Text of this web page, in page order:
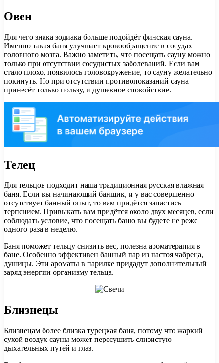
Овен
Для чего знака зодиака больше подойдёт финская сауна.
Именно такая баня улучшает кровообращение в сосудах
головного мозга. Важно заметить, что посещать сауну можно
только при отсутствии сосудистых заболеваний. Если вам
стало плохо, появилось головокружение, то сауну желательно
покинуть. Но при отсутствии противопоказаний сауна
принесёт только пользу, и душевное спокойствие.
Телец
Для тельцов подходит наша традиционная русская влажная
баня. Если вы начинающий банщик, и у вас совершенно
отсутствует банный опыт, то вам придётся запастись
терпением. Привыкать вам придётся около двух месяцев, если
соблюдать условие, что посещать баню вы будете не реже
одного раза в неделю.
Баня поможет тельцу снизить вес, полезна ароматерапия в
бане. Особенно эффективен банный пар из настоя чабреца,
душицы. Эти ароматы в парилке придадут дополнительный
заряд энергии организму тельца.
Близнецы
Близнецам более близка турецкая баня, потому что жаркий
сухой воздух сауны может пересушить слизистую
дыхательных путей и глаз.